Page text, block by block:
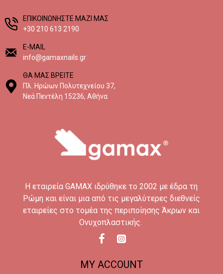
EΠΙΚΟΙΝΩΝΗΣΤΕ ΜΑΖΙ ΜΑΣ
+30 210 613 2190
E-MAIL
info@gamaxnails.gr
ΘΑ ΜΑΣ ΒΡΕΙΤΕ
Πλ. Ηρώων Πολυτεχνείου 37,
Νεά Πεντέλη 15236, Αθήνα
H εταιρεία GAMAX ιδρύθηκε το 2002 με έδρα τη
Ρώμη και είναι μια από τις μεγαλύτερες διεθνείς
εταιρείες στο τομέα της περιποίησης Άκρων και
Ονυχοπλαστικής.
MY ACCOUNT